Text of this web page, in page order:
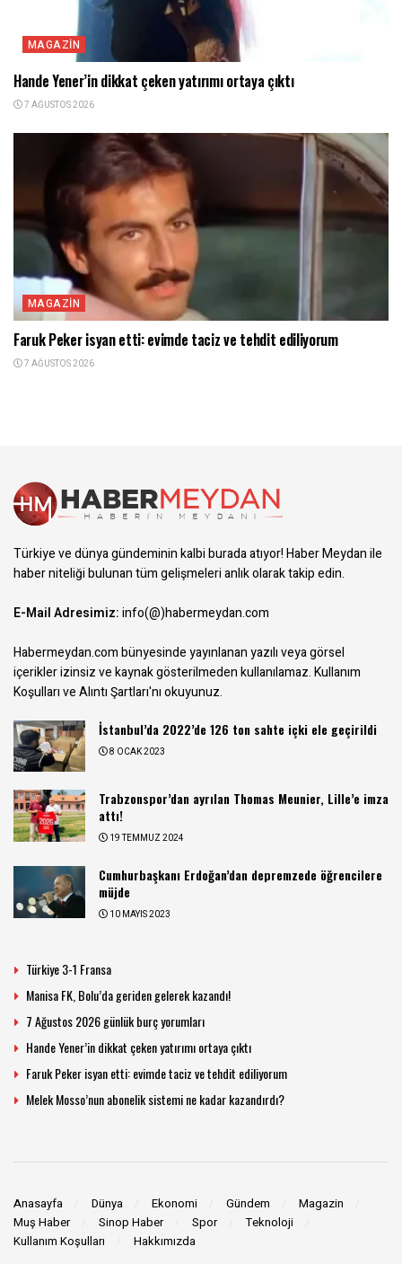
MAGAZIN
Hande Yener’in dikkat çeken yatırımı ortaya çıktı
7 AĞUSTOS 2026
MAGAZIN
Faruk Peker isyan etti: evimde taciz ve tehdit ediliyorum
7 AĞUSTOS 2026
Türkiye ve dünya gündeminin kalbi burada atıyor! Haber Meydan ile
haber niteliği bulunan tüm gelişmeleri anlık olarak takip edin.
E-Mail Adresimiz:info(@)habermeydan.com
Habermeydan.com bünyesinde yayınlanan yazılı veya görsel
içerikler izinsiz ve kaynak gösterilmeden kullanılamaz.Kullanım
Koşulları ve Alıntı Şartları'nı okuyunuz.
İstanbul’da 2022’de 126 ton sahte içki ele geçirildi
8 OCAK 2023
Trabzonspor’dan ayrılan Thomas Meunier, Lille’e imza
attı!
19 TEMMUZ 2024
Cumhurbaşkanı Erdoğan’dan depremzede öğrencilere
müjde
10 MAYIS 2023
Türkiye 3-1 Fransa
Manisa FK, Bolu’da geriden gelerek kazandı!
7 Ağustos 2026 günlük burç yorumları
Hande Yener’in dikkat çeken yatırımı ortaya çıktı
Faruk Peker isyan etti: evimde taciz ve tehdit ediliyorum
Melek Mosso’nun abonelik sistemi ne kadar kazandırdı?
Anasayfa Dünya Ekonomi Gündem
Magazin
Muş Haber
Sinop Haber Spor
Teknoloji
Kullanım Koşulları
Hakkımızda